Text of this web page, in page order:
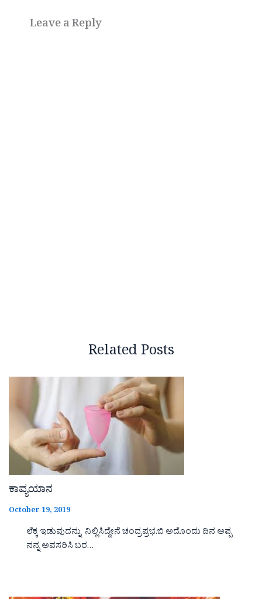
Leave a Reply
Related Posts
ಕಾವ್ಯಯಾನ
October 19, 2019
ಲೆಕ್ಕ ಇಡುವುದನ್ನು ನಿಲ್ಲಿಸಿದ್ದೇನೆ ಚಂದ್ರಪ್ರಭ.ಬಿ ಅದೊಂದು ದಿನ ಅಪ್ಪ
ನನ್ನ ಅವಸರಿಸಿ ಬರ…